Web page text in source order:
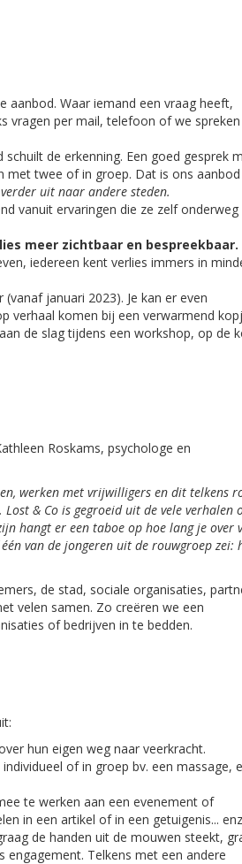
aanbod. Waar iemand een vraag heeft,
vragen per mail, telefoon of we
de erkenning. Een goed gesprek
met twee of in groep. Dat is ons
uit naar andere steden.
vanuit ervaringen die ze zelf onderweg
meer zichtbaar en bespreekbaar.
iedereen kent verlies immers in
januari 2023). Je kan er even
verhaal komen bij een verwarmend
de slag tijdens een workshop, op de
Roskams, psychologe en
werken met vrijwilligers en dit telkens
Lost & Co is gegroeid uit de vele verhalen
hangt er een taboe op hoe lang je over
van de jongeren uit de rouwgroep zei:
de stad, sociale organisaties,
velen samen. Zo creëren we een
of bedrijven in te bedden.
hun eigen weg naar veerkracht.
of in groep bv. een massage,
te werken aan een evenement of
in een artikel of in een getuigenis...
de handen uit de mouwen steekt,
Telkens met een andere